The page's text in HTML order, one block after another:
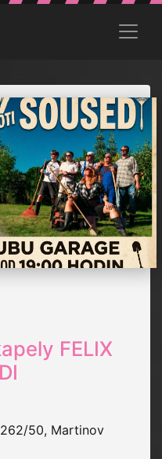
FELIX
50, Martinov